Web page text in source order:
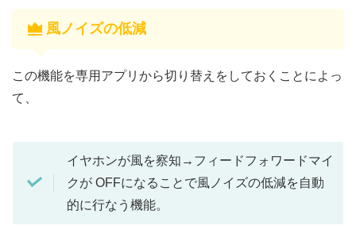
風ノイズの低減
この機能を専用アプリから切り替えをしておくことによっ
て、
イヤホンが風を察知→フィードフォワードマイ
クが OFFになることで風ノイズの低減を自動
的に行なう機能。